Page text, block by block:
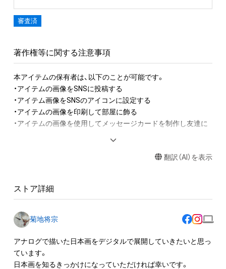
審査済
著作権等に関する注意事項
本アイテムの保有者は、以下のことが可能です。
・アイテムの画像をSNSに投稿する
・アイテム画像をSNSのアイコンに設定する
・アイテムの画像を印刷して部屋に飾る
・アイテムの画像を使用してメッセージカードを制作し友達に
・本アイテムに関する創作物(画像および映像、音楽、商標または
権(著作権、特許権、実用新案権、商標権、意匠権その他の知的財
産権(それらの権利を取得し、又はそれらの権利につき登録等を
出願する権利を含みます。)を意味します。)は、本アイテムの著
作権を有する方、著作隣接権の権利者またはその管理委託を受
けている者によって保護されています。そのため、本アイテム
翻訳（AI）を表示
ストア詳細
菊地将宗
アナログで描いた日本画をデジタルで展開していきたいと思っ
ています。
日本画を知るきっかけになっていただければ幸いです。